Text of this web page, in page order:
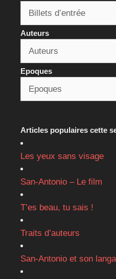
Auteurs
Epoques
Articles populaires cette
Les yeux sans visage
San-Antonio – Le film
T’es beau, tu sais !
Traits d’auteurs
San-Antonio et son